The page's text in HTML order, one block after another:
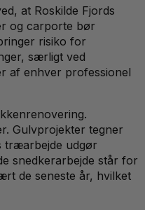
at Roskilde Fjords
og carporte bør
risiko for
særligt ved
af enhver professionel
Gulvprojekter tegner
træarbejde udgør
snedkerarbejde står for
de seneste år, hvilket